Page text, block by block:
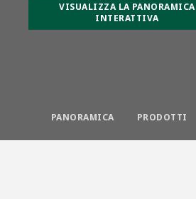
VISUALIZZA LA PANORAMICA
INTERATTIVA
PANORAMICA PRODOTTI